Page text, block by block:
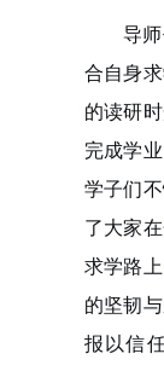
导
合自身
的读研
完成学
学子们
了大家
求学路
的坚韧
报以信